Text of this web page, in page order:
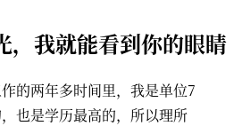
，我就能看到你的眼睛
的两年多时间里，我是单位7
也是学历最高的，所以理所